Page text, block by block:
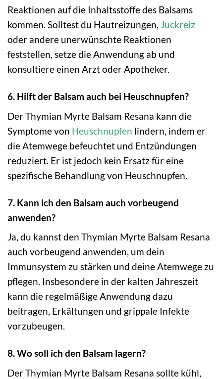
Reaktionen auf die Inhaltsstoffe des Balsams
kommen. Solltest du Hautreizungen, Juckreiz
oder andere unerwünschte Reaktionen
feststellen, setze die Anwendung ab und
konsultiere einen Arzt oder Apotheker.
6. Hilft der Balsam auch bei Heuschnupfen?
Der Thymian Myrte Balsam Resana kann die
Symptome von Heuschnupfen lindern, indem er
die Atemwege befeuchtet und Entzündungen
reduziert. Er ist jedoch kein Ersatz für eine
spezifische Behandlung von Heuschnupfen.
7. Kann ich den Balsam auch vorbeugend
anwenden?
Ja, du kannst den Thymian Myrte Balsam Resana
auch vorbeugend anwenden, um dein
Immunsystem zu stärken und deine Atemwege zu
pflegen. Insbesondere in der kalten Jahreszeit
kann die regelmäßige Anwendung dazu
beitragen, Erkältungen und grippale Infekte
vorzubeugen.
8. Wo soll ich den Balsam lagern?
Der Thymian Myrte Balsam Resana sollte kühl,